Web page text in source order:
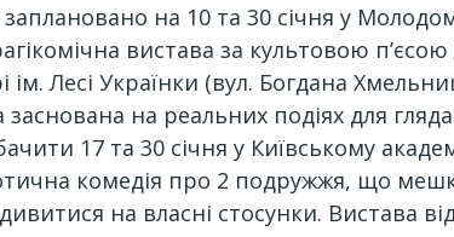
на 10 та 30 січня у
вистава за культовою
Лесі Українки (вул. Богдана
на реальних подіях для
17 та 30 січня у Київському
комедія про 2 подружжя, що
на власні стосунки. Вистава